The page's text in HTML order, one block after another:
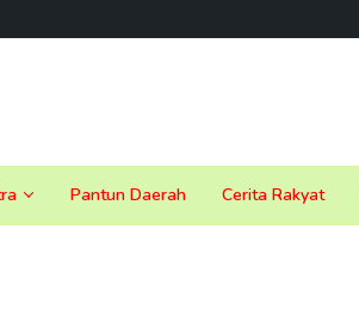
Pantun Daerah Cerita Rakyat